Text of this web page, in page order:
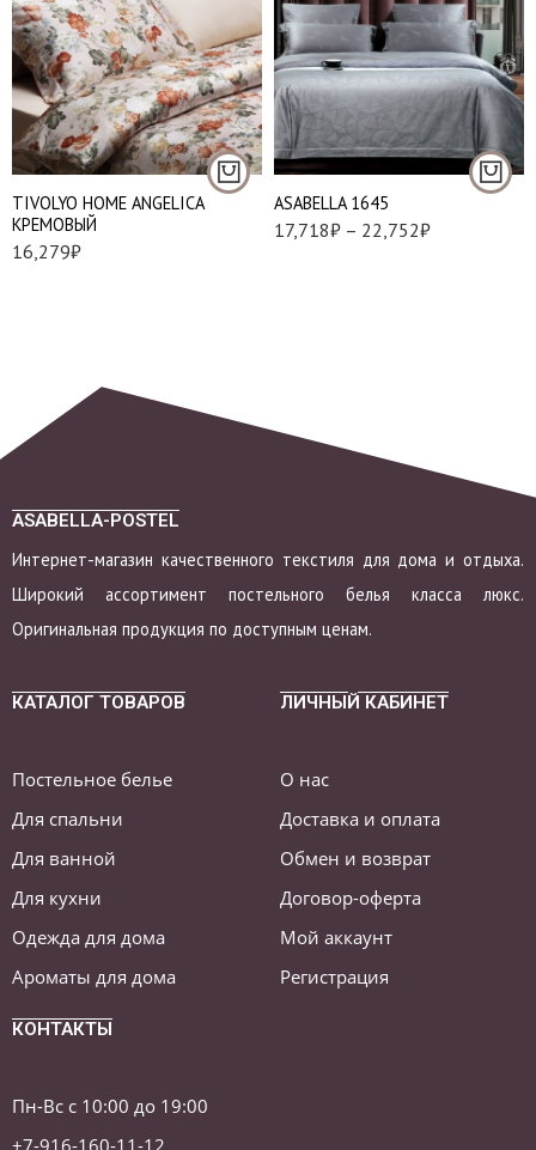
TIVOLYO HOME ANGELICA
КРЕМОВЫЙ
16,279₽
Евро стандарт
АSABELLA 1645
17,718₽ – 22,752₽
Евро
Семейный
ASABELLA-POSTEL
Интернет-магазин качественного текстиля для дома и отдыха.
Широкий ассортимент постельного белья класса люкс.
Оригинальная продукция по доступным ценам.
КАТАЛОГ ТОВАРОВ
Постельное белье
Для спальни
Для ванной
Для кухни
Одежда для дома
Ароматы для дома
ЛИЧНЫЙ КАБИНЕТ
О нас
Доставка и оплата
Обмен и возврат
Договор-оферта
Мой аккаунт
Регистрация
КОНТАКТЫ
Пн-Вс с 10:00 до 19:00
+7-916-160-11-12